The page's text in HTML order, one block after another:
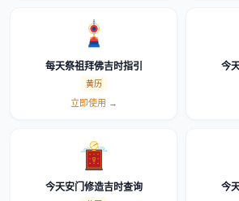
每天祭祖拜佛吉时指引
黄历
立即使用 →
今
今天安门修造吉时查询 今